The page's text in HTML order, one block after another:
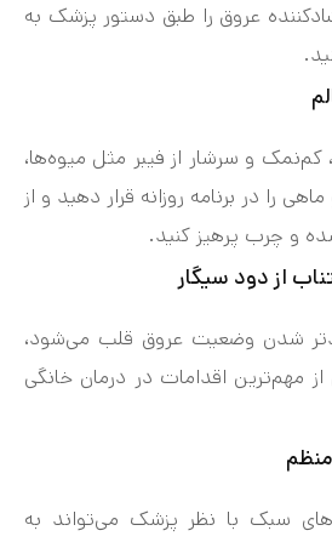
عروق را طبق دستور پزشک به
و سرشار از فیبر مثل میوه‌ها،
را در برنامه روزانه قرار دهید و از
و چرب پرهیز کنید.
از دود سیگار
شدن وضعیت عروق قلب می‌شود،
از مهم‌ترین اقدامات در درمان خانگی
سبک با نظر پزشک می‌تواند به